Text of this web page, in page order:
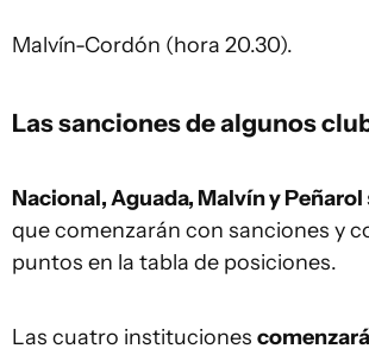
Malvín-Cordón (hora 20.30).
Las sanciones de algunos
Nacional, Aguada, Malvín y Peñarol
que comenzarán con sanciones y
puntos en la tabla de posiciones.
Las cuatro instituciones